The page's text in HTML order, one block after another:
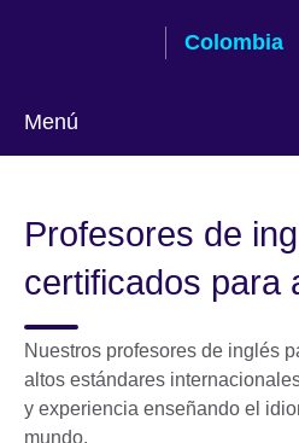
Colombia
Menú
idioma
Profesores de
certificados para
Nuestros profesores de inglés
altos estándares
y experiencia enseñando el
mundo.